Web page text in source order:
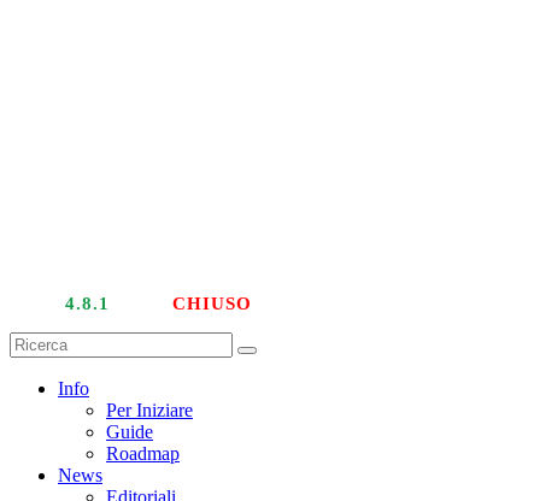
4.8.1 CHIUSO
Info
Per Iniziare
Guide
Roadmap
News
Editoriali